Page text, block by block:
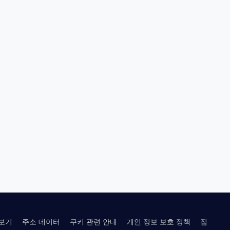
기 주소 데이터 쿠키 관련 안내 개인 정보 보호 정책 집